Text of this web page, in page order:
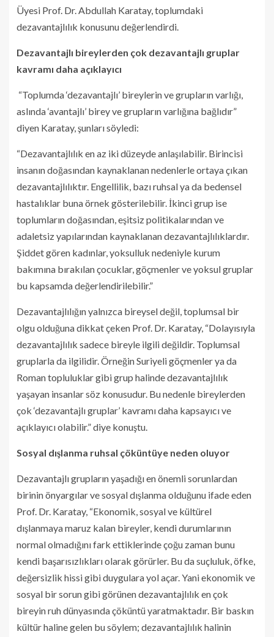
Üyesi Prof. Dr. Abdullah Karatay, toplumdaki
dezavantajlılık konusunu değerlendirdi.
Dezavantajlı bireylerden çok dezavantajlı gruplar
kavramı daha açıklayıcı
“Toplumda ‘dezavantajlı’ bireylerin ve grupların varlığı,
aslında ‘avantajlı’ birey ve grupların varlığına bağlıdır”
diyen Karatay, şunları söyledi:
“Dezavantajlılık en az iki düzeyde anlaşılabilir. Birincisi
insanın doğasından kaynaklanan nedenlerle ortaya çıkan
dezavantajlılıktır. Engellilik, bazı ruhsal ya da bedensel
hastalıklar buna örnek gösterilebilir. İkinci grup ise
toplumların doğasından, eşitsiz politikalarından ve
adaletsiz yapılarından kaynaklanan dezavantajlılıklardır.
Şiddet gören kadınlar, yoksulluk nedeniyle kurum
bakımına bırakılan çocuklar, göçmenler ve yoksul gruplar
bu kapsamda değerlendirilebilir.”
Dezavantajlılığın yalnızca bireysel değil, toplumsal bir
olgu olduğuna dikkat çeken Prof. Dr. Karatay, “Dolayısıyla
dezavantajlılık sadece bireyle ilgili değildir. Toplumsal
gruplarla da ilgilidir. Örneğin Suriyeli göçmenler ya da
Roman topluluklar gibi grup halinde dezavantajlılık
yaşayan insanlar söz konusudur. Bu nedenle bireylerden
çok ‘dezavantajlı gruplar’ kavramı daha kapsayıcı ve
açıklayıcı olabilir.” diye konuştu.
Sosyal dışlanma ruhsal çöküntüye neden oluyor
Dezavantajlı grupların yaşadığı en önemli sorunlardan
birinin önyargılar ve sosyal dışlanma olduğunu ifade eden
Prof. Dr. Karatay, “Ekonomik, sosyal ve kültürel
dışlanmaya maruz kalan bireyler, kendi durumlarının
normal olmadığını fark ettiklerinde çoğu zaman bunu
kendi başarısızlıkları olarak görürler. Bu da suçluluk, öfke,
değersizlik hissi gibi duygulara yol açar. Yani ekonomik ve
sosyal bir sorun gibi görünen dezavantajlılık en çok
bireyin ruh dünyasında çöküntü yaratmaktadır. Bir baskın
kültür haline gelen bu söylem; dezavantajlılık halinin